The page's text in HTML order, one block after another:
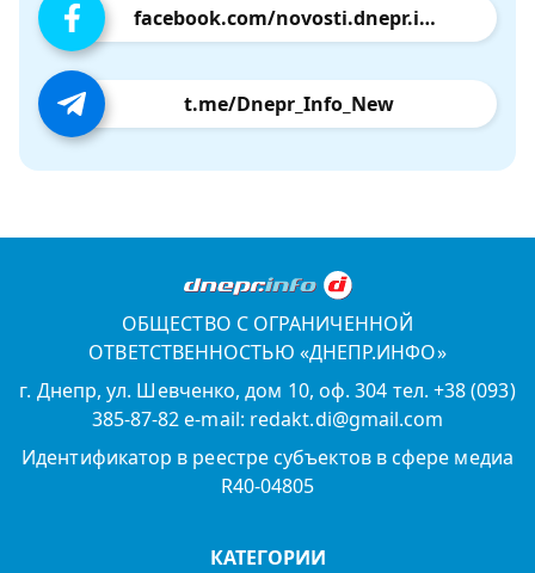
facebook.com/novosti.dnepr.info
t.me/Dnepr_Info_New
ОБЩЕСТВО С ОГРАНИЧЕННОЙ
ОТВЕТСТВЕННОСТЬЮ «ДНЕПР.ИНФО»
г. Днепр, ул. Шевченко, дом 10, оф. 304 тел. +38 (093)
385-87-82 e-mail: redakt.di@gmail.com
Идентификатор в реестре субъектов в сфере медиа
R40-04805
КАТЕГОРИИ